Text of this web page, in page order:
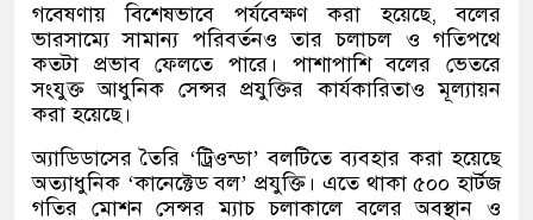
গবেষণায় বিশেষভাবে পর্যবেক্ষণ করা হয়েছে, বলের
ভারসাম্যে সামান্য পরিবর্তনও তার চলাচল ও গতিপথে
কতটা প্রভাব ফেলতে পারে। পাশাপাশি বলের ভেতরে
সংযুক্ত আধুনিক সেন্সর প্রযুক্তির কার্যকারিতাও মূল্যায়ন
করা হয়েছে।
অ্যাডিডাসের তৈরি ‘ট্রিওন্ডা’ বলটিতে ব্যবহার করা হয়েছে
অত্যাধুনিক ‘কানেক্টেড বল’ প্রযুক্তি। এতে থাকা ৫০০ হার্টজ
গতির মোশন সেন্সর ম্যাচ চলাকালে বলের অবস্থান ও